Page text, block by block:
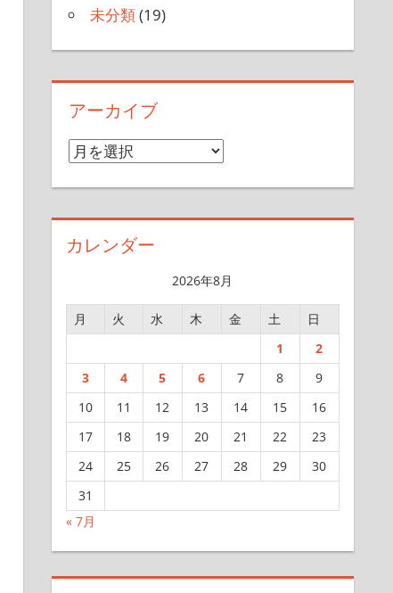
未分類(19)
アーカイブ
ア
ブ
カレンダー
2026年8月
月 火 水 木 金 土
日
1
2
3
4 5 6 7 8
9
10
11 12 13 14 15
16
17
18 19 20 21 22
23
24
25 26 27 28 29
30
31
« 7月